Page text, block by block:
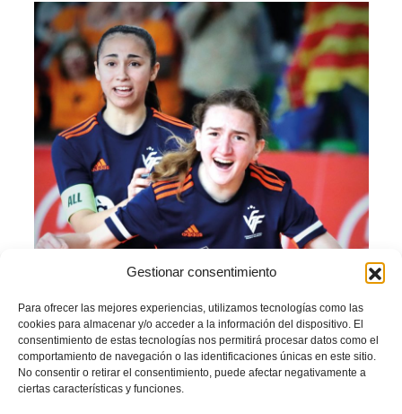
Gestionar consentimiento
Para ofrecer las mejores experiencias, utilizamos tecnologías como las
cookies para almacenar y/o acceder a la información del dispositivo. El
consentimiento de estas tecnologías nos permitirá procesar datos como el
comportamiento de navegación o las identificaciones únicas en este sitio.
No consentir o retirar el consentimiento, puede afectar negativamente a
ciertas características y funciones.